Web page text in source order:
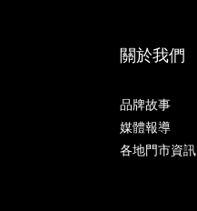
關於我們
品牌故事
媒體報導
各地門市資訊